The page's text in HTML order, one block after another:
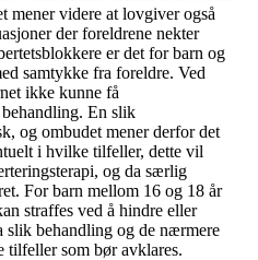
videre at lovgiver også
der foreldrene nekter
er det for barn og
samtykke fra foreldre. Ved
ikke kunne få
En slik
og ombudet mener derfor det
i hvilke tilfeller, dette vil
og da særlig
For barn mellom 16 og 18 år
straffes ved å hindre eller
slik behandling og de nærmere
tilfeller som bør avklares.